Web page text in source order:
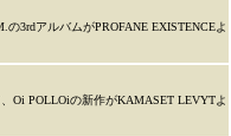
3rdアルバムがPROFANE EXISTENCEよ
Oi POLLOiの新作がKAMASET LEVYTよ